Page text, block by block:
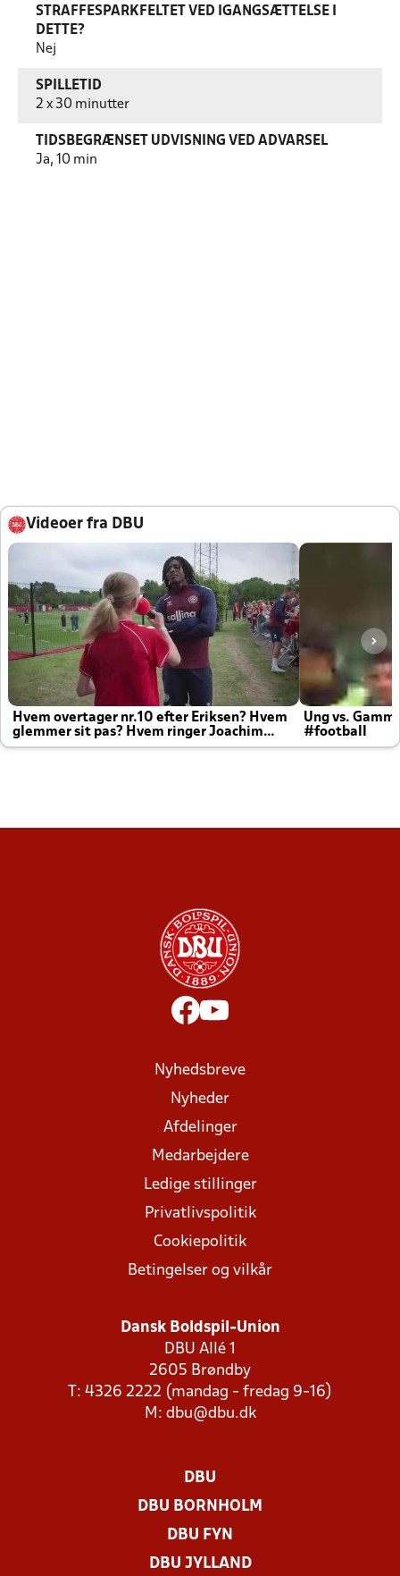
STRAFFESPARKFELTET VED IGANGSÆTTELSE I
DETTE?
Nej
SPILLETID
2 x 30 minutter
TIDSBEGRÆNSET UDVISNING VED ADVARSEL
Ja, 10 min
Videoer fra DBU
Hvem overtager nr.10 efter Eriksen? Hvem
glemmer sit pas? Hvem ringer Joachim
altid til efter kampe?
Ung vs.
#football
Nyhedsbreve
Nyheder
Afdelinger
Medarbejdere
Ledige stillinger
Privatlivspolitik
Cookiepolitik
Betingelser og vilkår
Dansk Boldspil-Union
DBU Allé 1
2605 Brøndby
T: 4326 2222 (mandag - fredag 9-16)
M: dbu@dbu.dk
DBU
DBU BORNHOLM
DBU FYN
DBU JYLLAND